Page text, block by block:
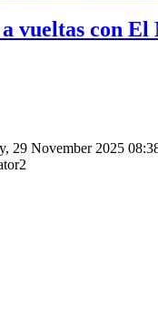
vueltas con
29 November 2025